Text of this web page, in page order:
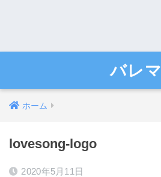
バレマ
ホーム
lovesong-logo
2020年5月11日